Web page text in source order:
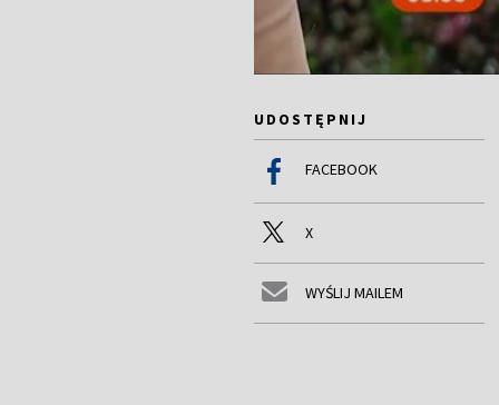
UDOSTĘPNIJ
FACEBOOK
X
WYŚLIJ MAILEM